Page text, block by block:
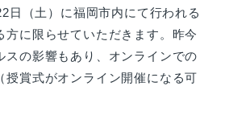
日（土）に福岡市内にて行われる
方に限らせていただきます。昨今
スの影響もあり、オンラインでの
授賞式がオンライン開催になる可